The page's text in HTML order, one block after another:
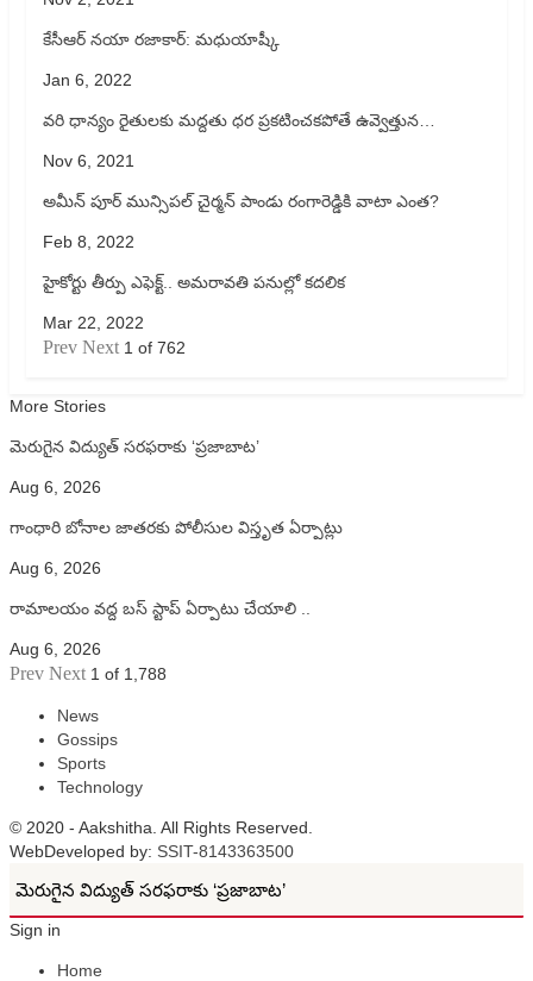
కేసీఆర్ నయా రజాకార్: మధుయాష్కీ
Jan 6, 2022
వరి ధాన్యం రైతులకు మద్దతు ధర ప్రకటించకపోతే ఉవ్వెత్తున…
Nov 6, 2021
అమీన్ పూర్ మున్సిపల్ చైర్మన్ పాండు రంగారెడ్డికి వాటా ఎంత?
Feb 8, 2022
హైకోర్టు తీర్పు ఎఫెక్ట్.. అమరావతి పనుల్లో కదలిక
Mar 22, 2022
Prev Next 1 of 762
More Stories
మెరుగైన విద్యుత్ సరఫరాకు ‘ప్రజాబాట’
Aug 6, 2026
గాంధారి బోనాల జాతరకు పోలీసుల విస్తృత ఏర్పాట్లు
Aug 6, 2026
రామాలయం వద్ద బస్ స్టాప్ ఏర్పాటు చేయాలి ..
Aug 6, 2026
Prev Next 1 of 1,788
News
Gossips
Sports
Technology
© 2020 - Aakshitha. All Rights Reserved.
WebDeveloped by: SSIT-8143363500
మెరుగైన విద్యుత్ సరఫరాకు ‘ప్రజాబాట’
గాంధారి బోనాల జాతరకు పోలీసుల విస్తృత ఏర్పాట్లు
Sign in
Home